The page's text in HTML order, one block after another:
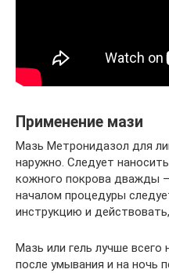
Применение мази
Мазь Метронидазол для
наружно. Следует
кожного покрова дважды
началом процедуры
инструкцию и
Мазь или гель лучше
после умывания и на ночь